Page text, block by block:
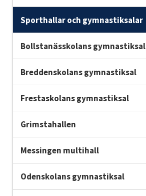
Sporthallar och gymnastiksalar
Bollstanässkolans gymnastiksal
Breddenskolans gymnastiksal
Frestaskolans gymnastiksal
Grimstahallen
Messingen multihall
Odenskolans gymnastiksal